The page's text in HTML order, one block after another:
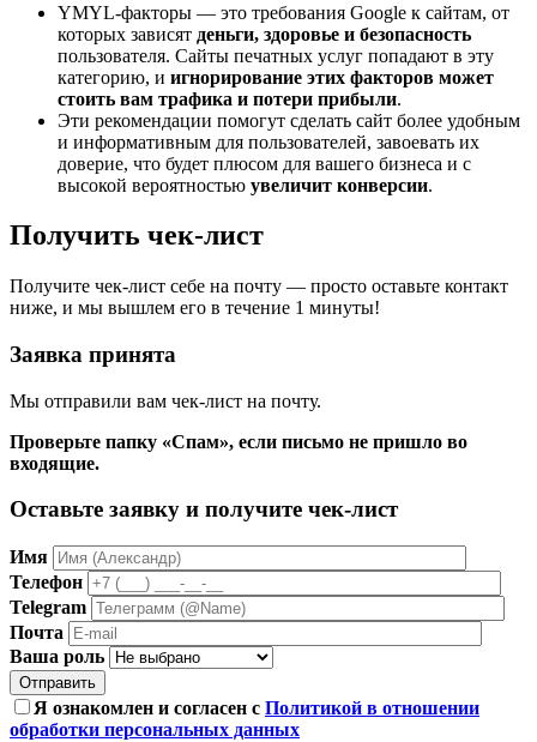
YMYL-факторы — это требования Google к сайтам, от
которых зависят деньги, здоровье и безопасность
пользователя. Сайты печатных услуг попадают в эту
категорию, и игнорирование этих факторов может
стоить вам трафика и потери прибыли.
Эти рекомендации помогут сделать сайт более удобным
и информативным для пользователей, завоевать их
доверие, что будет плюсом для вашего бизнеса и с
высокой вероятностью увеличит конверсии.
Получить чек-лист
Получите чек-лист себе на почту — просто оставьте контакт
ниже, и мы вышлем его в течение 1 минуты!
Заявка принята
Мы отправили вам чек-лист на почту.
Проверьте папку «Спам», если письмо не пришло во
входящие.
Оставьте заявку и получите чек-лист
Имя
Телефон
Telegram
Почта
Ваша роль
Я ознакомлен и согласен с Политикой в отношении
обработки персональных данных